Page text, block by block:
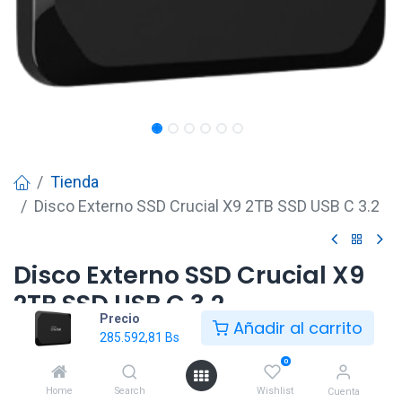
Precio
285.592,81 Bs Añadir al carrito
Home Search
0
Wishlist Cuenta
Tienda
Disco Externo SSD Crucial X9 2TB SSD USB C 3.2
Disco Externo SSD Crucial X9
2TB SSD USB C 3.2
285.592,81Bs